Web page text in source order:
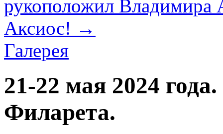
рукоположил Владимира
Аксиос! →
Галерея
21-22 мая 2024
Филарета.